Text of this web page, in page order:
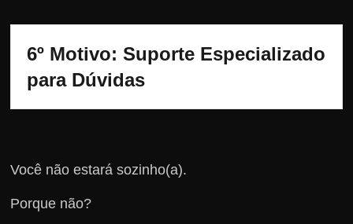
6º Motivo: Suporte Especializado
para Dúvidas
Você não estará sozinho(a).
Porque não?